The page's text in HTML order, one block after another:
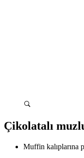
Çikolatalı
Muffin kalıplarına